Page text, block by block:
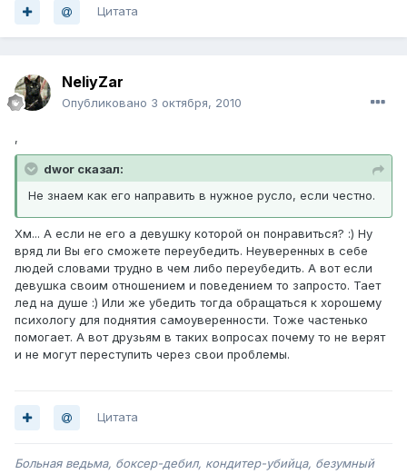
Цитата
NeliyZar
Опубликовано 3 октября, 2010
,
dwor сказал:
Не знаем как его направить в нужное русло, если честно.
Хм... А если не его а девушку которой он понравиться? :) Ну
вряд ли Вы его сможете переубедить. Неуверенных в себе
людей словами трудно в чем либо переубедить. А вот если
девушка своим отношением и поведением то запросто. Тает
лед на душе :) Или же убедить тогда обращаться к хорошему
психологу для поднятия самоуверенности. Тоже частенько
помогает. А вот друзьям в таких вопросах почему то не верят
и не могут переступить через свои проблемы.
Цитата
Больная ведьма, боксер-дебил, кондитер-убийца, безумный